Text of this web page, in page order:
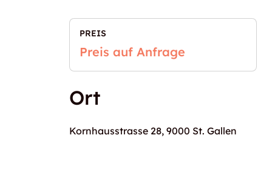
PREIS
Preis auf Anfrage
Ort
Kornhausstrasse 28, 9000 St. Gallen